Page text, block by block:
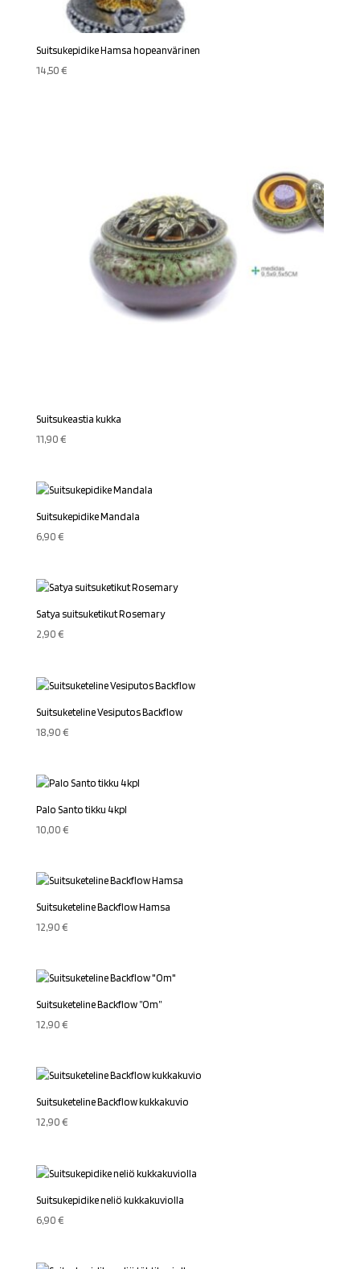
Suitsukepidike Hamsa hopeanvärinen
14,50€
Suitsukeastia kukka
11,90€
Suitsukepidike Mandala
6,90€
Satya suitsuketikut Rosemary
2,90€
Suitsuketeline Vesiputos Backflow
18,90€
Palo Santo tikku 4kpl
10,00€
Suitsuketeline Backflow Hamsa
12,90€
Suitsuketeline Backflow ”Om”
12,90€
Suitsuketeline Backflow kukkakuvio
12,90€
Suitsukepidike neliö kukkakuviolla
6,90€